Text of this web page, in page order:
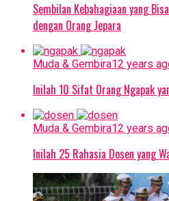
Sembilan Kebahagiaan yang
dengan Orang Jepara
Muda & Gembira12 years
Inilah 10 Sifat Orang Ngapak
Muda & Gembira12 years
Inilah 25 Rahasia Dosen yang